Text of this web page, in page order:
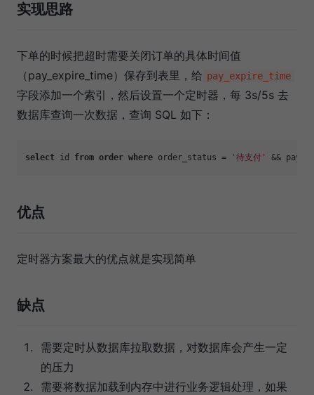
实现思路
下单的时候把超时需要关闭订单的具体时间值
（pay_expire_time）保存到表里，给 pay_expire_time
字段添加一个索引，然后设置一个定时器，每 3s/5s 去
数据库查询一次数据，查询 SQL 如下：
select id from order where order_status = '待支付' &&
优点
定时器方案最大的优点就是实现简单
缺点
需要定时从数据库拉取数据，对数据库会产生一定
的压力
需要将数据加载到内存中进行业务逻辑处理，如果